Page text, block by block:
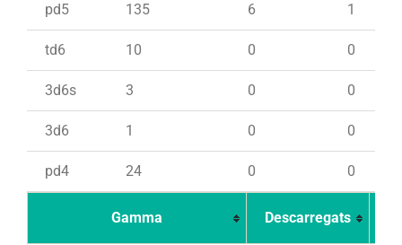
pd5 135 6 1
td6 10 0 0
3d6s 3 0 0
3d6 1 0 0
pd4 24 0 0
Gamma Descarregats